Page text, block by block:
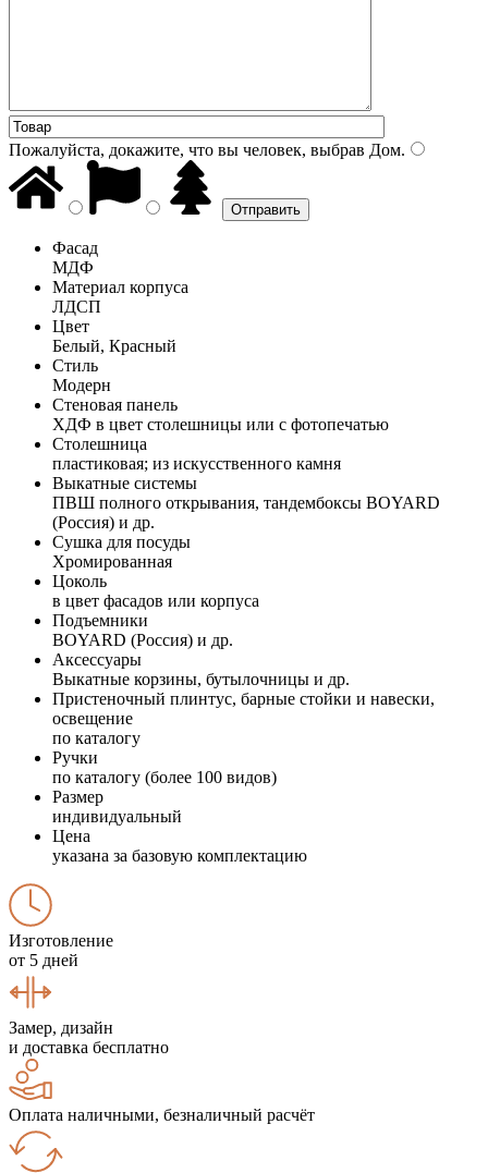
Пожалуйста, докажите, что вы человек, выбрав Дом.
Фасад
МДФ
Материал корпуса
ЛДСП
Цвет
Белый, Красный
Стиль
Модерн
Стеновая панель
ХДФ в цвет столешницы или с фотопечатью
Столешница
пластиковая; из искусственного камня
Выкатные системы
ПВШ полного открывания, тандембоксы BOYARD
(Россия) и др.
Сушка для посуды
Хромированная
Цоколь
в цвет фасадов или корпуса
Подъемники
BOYARD (Россия) и др.
Аксессуары
Выкатные корзины, бутылочницы и др.
Пристеночный плинтус, барные стойки и навески,
освещение
по каталогу
Ручки
по каталогу (более 100 видов)
Размер
индивидуальный
Цена
указана за базовую комплектацию
Изготовление
от 5 дней
Замер, дизайн
и доставка бесплатно
Оплата наличными, безналичный расчёт